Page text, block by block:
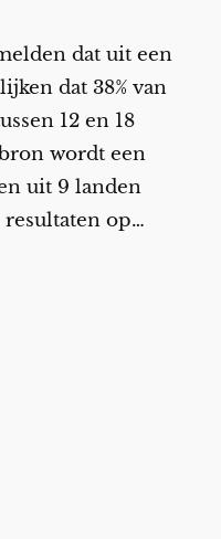
dat uit een
dat 38% van
12 en 18
wordt een
uit 9 landen
resultaten op…